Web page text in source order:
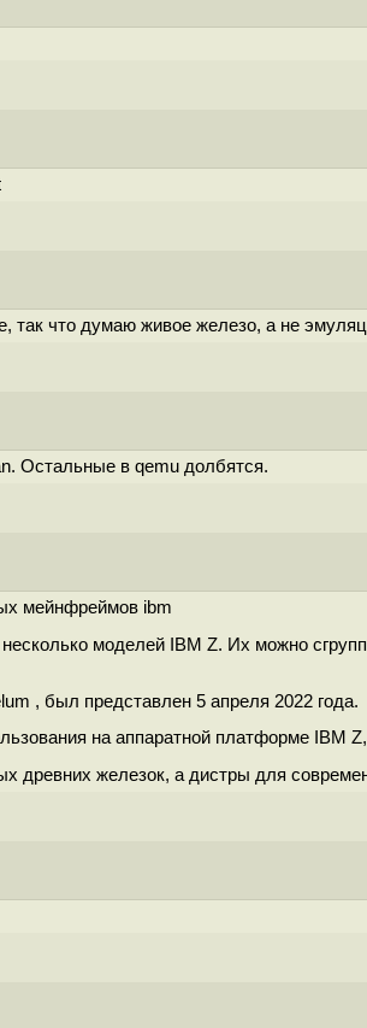
так что думаю живое железо, а не
Остальные в qemu долбятся.
мейнфреймов ibm
моделей IBM Z. Их можно
, был представлен 5 апреля 2022 года.
на аппаратной платформе IBM
древних железок, а дистры для